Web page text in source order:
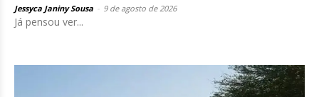
Jessyca Janiny Sousa 9 de agosto de 2026
Já pensou ver...